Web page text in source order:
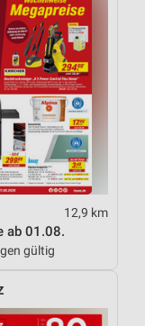
12,9 km
ab 01.08.
gültig